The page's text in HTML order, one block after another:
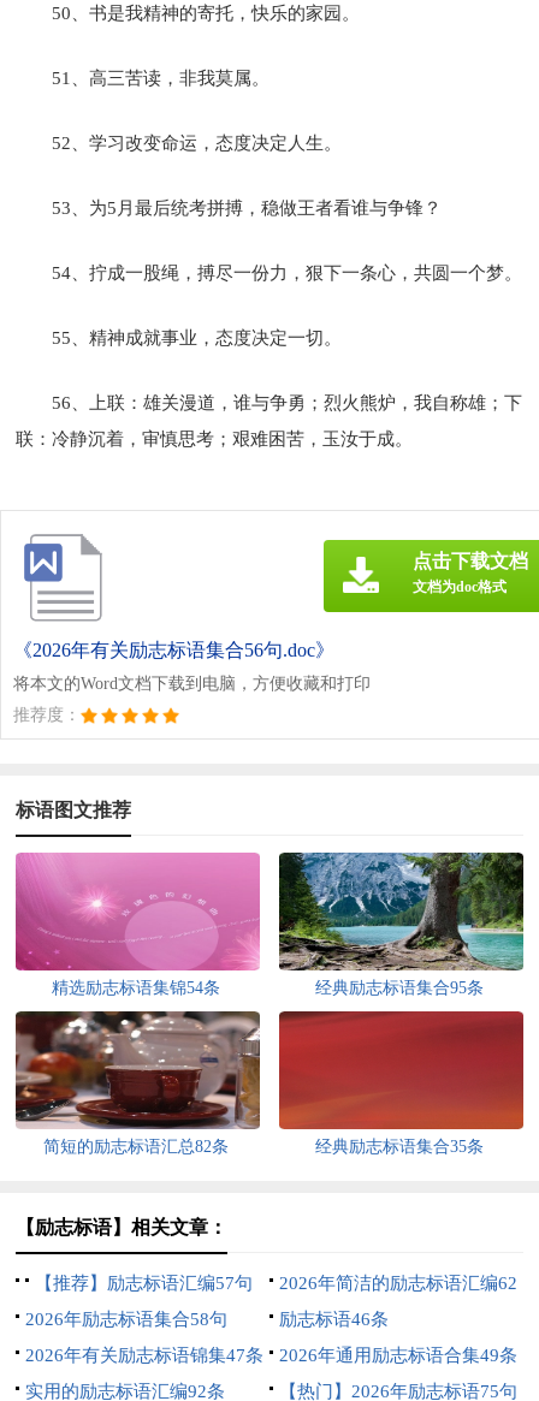
50、书是我精神的寄托，快乐的家园。
51、高三苦读，非我莫属。
52、学习改变命运，态度决定人生。
53、为5月最后统考拼搏，稳做王者看谁与争锋？
54、拧成一股绳，搏尽一份力，狠下一条心，共圆一个梦。
55、精神成就事业，态度决定一切。
56、上联：雄关漫道，谁与争勇；烈火熊炉，我自称雄；下
联：冷静沉着，审慎思考；艰难困苦，玉汝于成。
《2026年有关励志标语集合56句.doc》
将本文的Word文档下载到电脑，方便收藏和打印
推荐度：
点击下载文档
文档为doc格式
标语图文推荐
精选励志标语集锦54条 经典励志标语集合95条
简短的励志标语汇总82条 经典励志标语集合35条
【励志标语】相关文章：
【推荐】励志标语汇编57句
2026年简洁的励志标语汇编62
条
2026年励志标语集合58句
励志标语46条
2026年有关励志标语锦集47条
2026年通用励志标语合集49条
实用的励志标语汇编92条
【热门】2026年励志标语75句